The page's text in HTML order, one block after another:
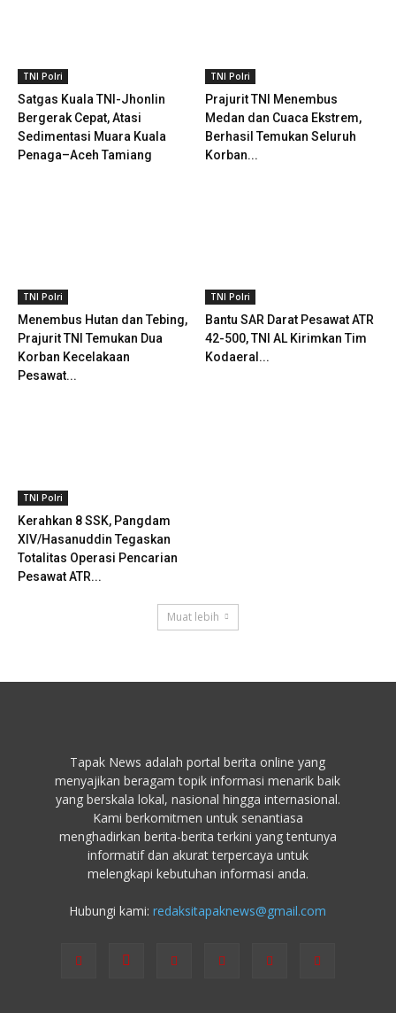
TNI Polri
Satgas Kuala TNI-Jhonlin
Bergerak Cepat, Atasi
Sedimentasi Muara Kuala
Penaga–Aceh Tamiang
TNI Polri
Prajurit TNI Menembus
Medan dan Cuaca Ekstrem,
Berhasil Temukan Seluruh
Korban...
TNI Polri
Menembus Hutan dan Tebing,
Prajurit TNI Temukan Dua
Korban Kecelakaan
Pesawat...
TNI Polri
Bantu SAR Darat Pesawat ATR
42-500, TNI AL Kirimkan Tim
Kodaeral...
TNI Polri
Kerahkan 8 SSK, Pangdam
XIV/Hasanuddin Tegaskan
Totalitas Operasi Pencarian
Pesawat ATR...
Muat lebih
Tapak News adalah portal berita online yang
menyajikan beragam topik informasi menarik baik
yang berskala lokal, nasional hingga internasional.
Kami berkomitmen untuk senantiasa
menghadirkan berita-berita terkini yang tentunya
informatif dan akurat terpercaya untuk
melengkapi kebutuhan informasi anda.
Hubungi kami:redaksitapaknews@gmail.com